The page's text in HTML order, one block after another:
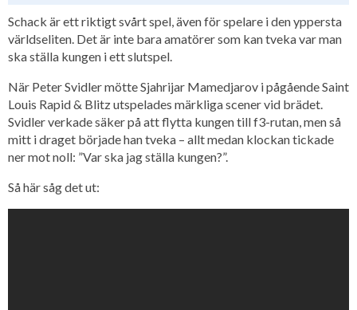
Schack är ett riktigt svårt spel, även för spelare i den yppersta
världseliten. Det är inte bara amatörer som kan tveka var man
ska ställa kungen i ett slutspel.
När Peter Svidler mötte Sjahrijar Mamedjarov i pågående Saint
Louis Rapid & Blitz utspelades märkliga scener vid brädet.
Svidler verkade säker på att flytta kungen till f3-rutan, men så
mitt i draget började han tveka – allt medan klockan tickade
ner mot noll: ”Var ska jag ställa kungen?”.
Så här såg det ut: